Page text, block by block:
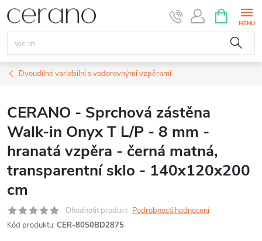
Přejít
na
obsah
NÁKUPNÍ
KOŠÍK
Dvoudílné variabilní s vodorovnými vzpěrami
CERANO - Sprchová zástěna
Walk-in Onyx T L/P - 8 mm -
hranatá vzpěra - černá matná,
transparentní sklo - 140x120x200
cm
Ohodnotit produkt Podrobnosti hodnocení
Kód produktu: CER-8050BD2875